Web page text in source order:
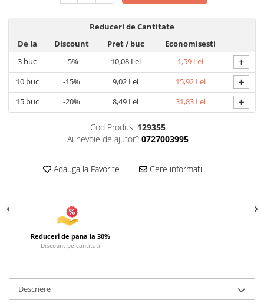
Articole pentru Iluminat
Lampi de veghe
Articole si, Echipamente pentru
Transport şi Ridicat
Pelerine, Umbrele si Accesorii
Videoproiectoare
Reduceri de Cantitate
De la
Discount Pret/ buc
Economisesti
3 buc -5% 10,08 Lei 1,59 Lei +
10buc -15% 9,02 Lei 15,92 Lei +
15buc -20% 8,49 Lei 31,83 Lei +
Cod Produs: 129355
Ai nevoie de ajutor? 0727003995
Adauga la Favorite Cere informatii
Reduceri de pana la 30%
Discount pe cantitati
Descriere